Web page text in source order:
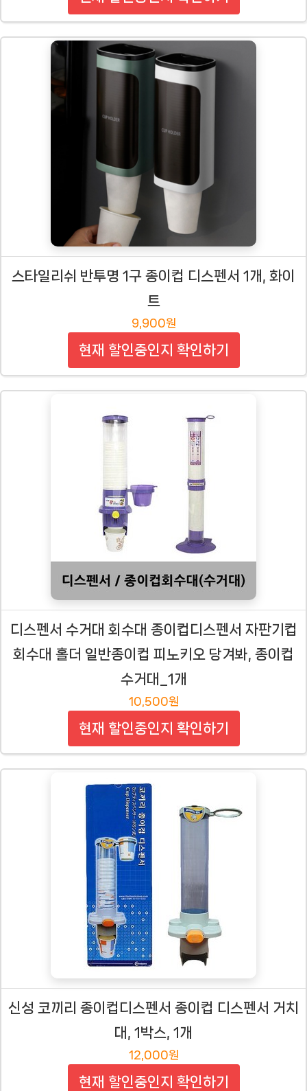
스타일리쉬 반투명 1구 종이컵 디스펜서 1개, 화이
트
9,900원
현재 할인중인지 확인하기
디스펜서 수거대 회수대 종이컵디스펜서 자판기컵
회수대 홀더 일반종이컵 피노키오 당겨봐, 종이컵
수거대_1개
10,500원
현재 할인중인지 확인하기
신성 코끼리 종이컵디스펜서 종이컵 디스펜서 거치
대, 1박스, 1개
12,000원
현재 할인중인지 확인하기